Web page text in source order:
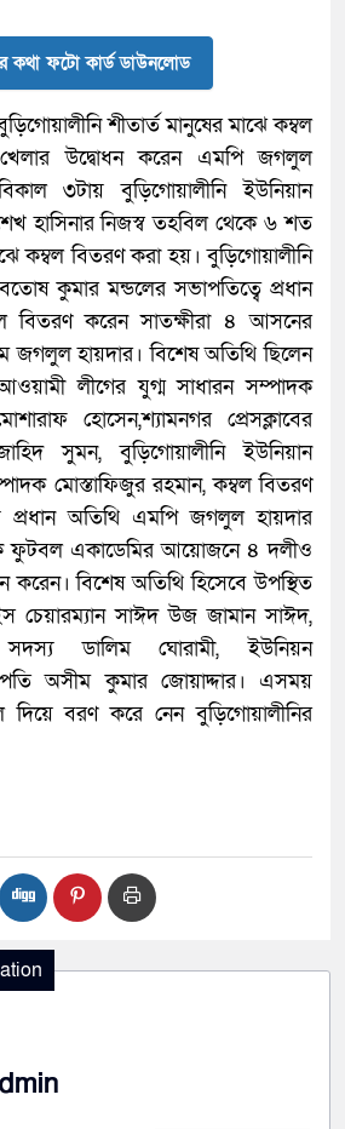
কথা ফটো কার্ড ডাউনলোড
শীতার্ত মানুষের মাঝে কম্বল
উদ্বোধন করেন এমপি জগলুল
৩টায় বুড়িগোয়ালীনি ইউনিয়ান
শেখ হাসিনার নিজস্ব তহবিল থেকে ৬ শত
কম্বল বিতরণ করা হয়। বুড়িগোয়ালীনি
কুমার মন্ডলের সভাপতিত্বে প্রধান
বিতরণ করেন সাতক্ষীরা ৪ আসনের
হায়দার। বিশেষ অতিথি ছিলেন
লীগের যুগ্ম সাধারন সম্পাদক
হোসেন,শ্যামনগর প্রেসক্লাবের
সুমন, বুড়িগোয়ালীনি ইউনিয়ান
মোস্তাফিজুর রহমান, কম্বল বিতরণ
প্রধান অতিথি এমপি জগলুল হায়দার
ফুটবল একাডেমির আয়োজনে ৪ দলীও
বিশেষ অতিথি হিসেবে উপস্থিত
চেয়ারম্যান সাঈদ উজ জামান সাঈদ,
ডালিম ঘোরামী, ইউনিয়ন
অসীম কুমার জোয়াদ্দার। এসময়
দিয়ে বরণ করে নেন বুড়িগোয়ালীনির